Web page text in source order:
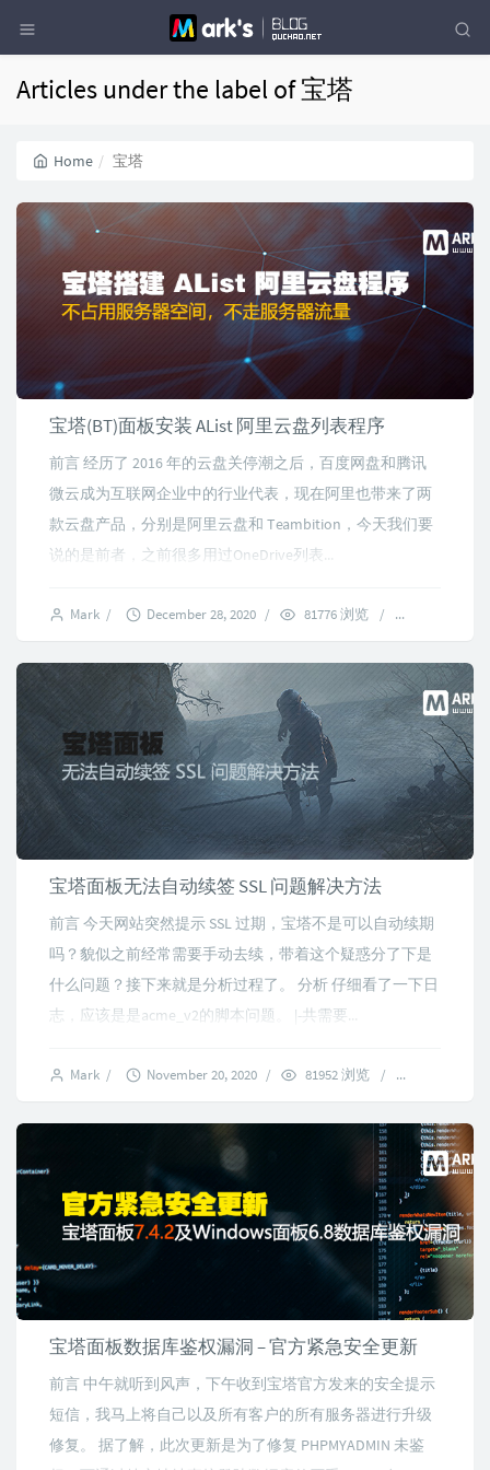
Articles under the label of 宝塔
Home 宝塔
宝塔(BT)面板安装 AList 阿里云盘列表程序
前言 经历了 2016 年的云盘关停潮之后，百度网盘和腾讯
微云成为互联网企业中的行业代表，现在阿里也带来了两
款云盘产品，分别是阿里云盘和 Teambition，今天我们要
说的是前者，之前很多用过OneDrive列表...
Mark / December 28, 2020 / 81776 浏览 /
宝塔面板无法自动续签 SSL 问题解决方法
前言 今天网站突然提示 SSL 过期，宝塔不是可以自动续期
吗？貌似之前经常需要手动去续，带着这个疑惑分了下是
什么问题？接下来就是分析过程了。 分析 仔细看了一下日
志，应该是是acme_v2的脚本问题。 |-共需要...
Mark / November 20, 2020 / 81952 浏览 /
宝塔面板数据库鉴权漏洞 – 官方紧急安全更新
前言 中午就听到风声，下午收到宝塔官方发来的安全提示
短信，我马上将自己以及所有客户的所有服务器进行升级
修复。 据了解，此次更新是为了修复 PHPMYADMIN 未鉴